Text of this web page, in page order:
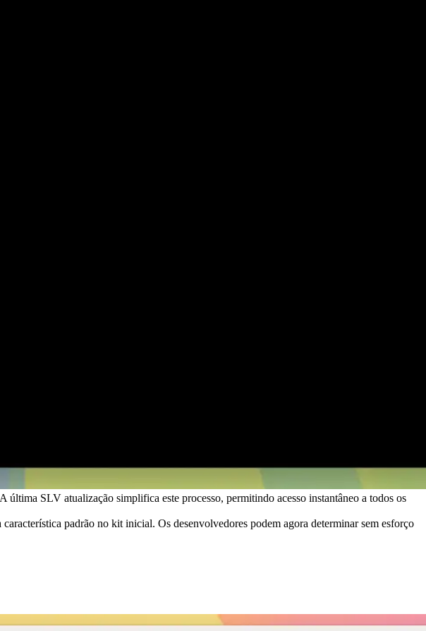
SLV atualização simplifica este processo, permitindo acesso instantâneo a todos os
padrão no kit inicial. Os desenvolvedores podem agora determinar sem esforço